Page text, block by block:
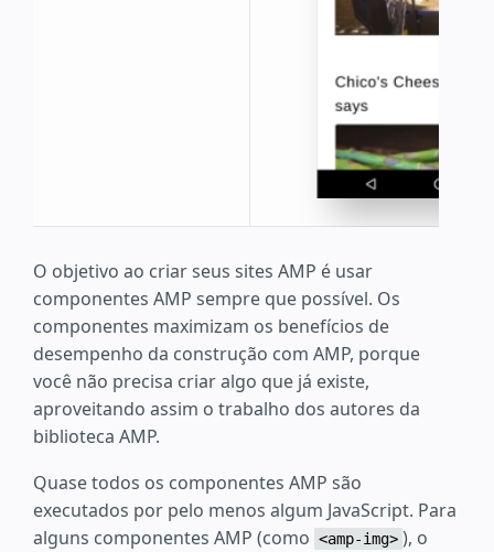
O objetivo ao criar seus sites AMP é usar
componentes AMP sempre que possível. Os
componentes maximizam os benefícios de
desempenho da construção com AMP, porque
você não precisa criar algo que já existe,
aproveitando assim o trabalho dos autores da
biblioteca AMP.
Quase todos os componentes AMP são
executados por pelo menos algum JavaScript. Para
alguns componentes AMP (como <amp-img> ), o